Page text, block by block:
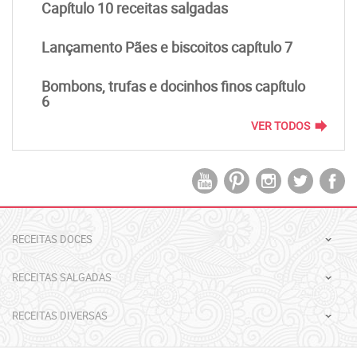
Capítulo 10 receitas salgadas
Lançamento Pães e biscoitos capítulo 7
Bombons, trufas e docinhos finos capítulo
6
VER TODOS forward
RECEITAS DOCES
RECEITAS SALGADAS
RECEITAS DIVERSAS